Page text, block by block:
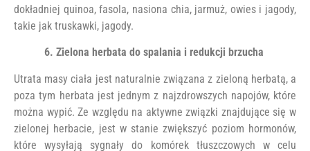
dokładniej quinoa, fasola, nasiona chia, jarmuż, owies i jagody,
takie jak truskawki, jagody.
6. Zielona herbata do spalania i redukcji brzucha
Utrata masy ciała jest naturalnie związana z zieloną herbatą, a
poza tym herbata jest jednym z najzdrowszych napojów, które
można wypić. Ze względu na aktywne związki znajdujące się w
zielonej herbacie, jest w stanie zwiększyć poziom hormonów,
które wysyłają sygnały do ​​komórek tłuszczowych w celu